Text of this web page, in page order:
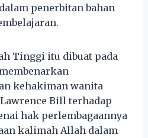
penerbitan bahan
Tinggi itu dibuat pada
kehakiman wanita
Bill terhadap
hak perlembagaannya
kalimah Allah dalam